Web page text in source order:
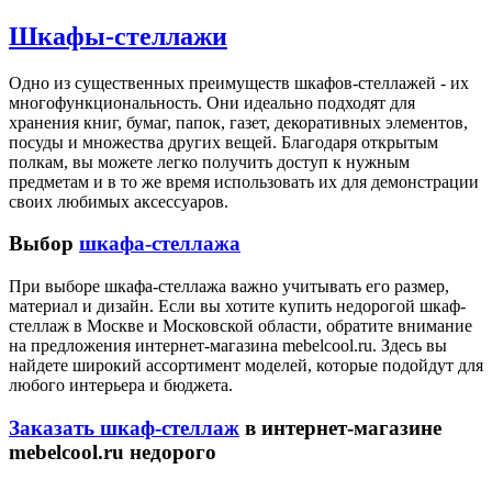
Шкафы-стеллажи
Одно из существенных преимуществ шкафов-стеллажей - их
многофункциональность. Они идеально подходят для
хранения книг, бумаг, папок, газет, декоративных элементов,
посуды и множества других вещей. Благодаря открытым
полкам, вы можете легко получить доступ к нужным
предметам и в то же время использовать их для демонстрации
своих любимых аксессуаров.
Выбор шкафа-стеллажа
При выборе шкафа-стеллажа важно учитывать его размер,
материал и дизайн. Если вы хотите купить недорогой шкаф-
стеллаж в Москве и Московской области, обратите внимание
на предложения интернет-магазина mebelcool.ru. Здесь вы
найдете широкий ассортимент моделей, которые подойдут для
любого интерьера и бюджета.
Заказать шкаф-стеллаж в интернет-магазине
mebelcool.ru недорого